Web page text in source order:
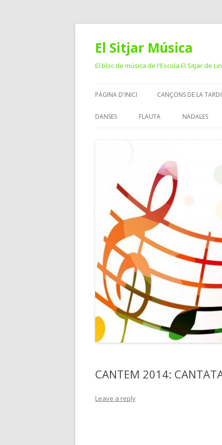
El Sitjar Música
El bloc de música de l'Escola El Sitjar de
PÀGINA D'INICI CANÇONS DE LA
DANSES FLAUTA NADALES
CANTEM 2014:
Leave a reply